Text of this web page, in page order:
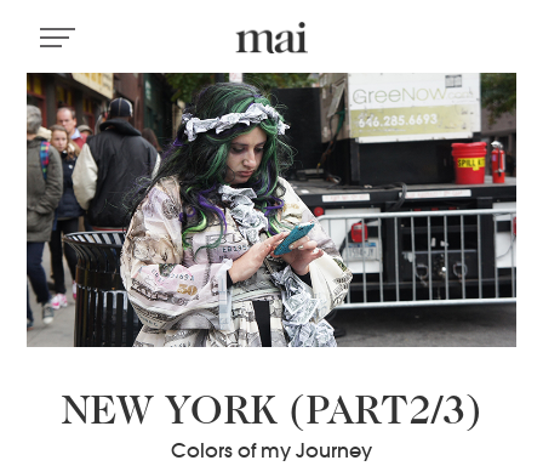
NEW YORK (PART2/3)
Colors of my Journey